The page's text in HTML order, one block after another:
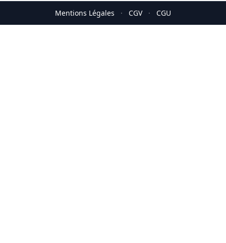
Mentions Légales · CGV · CGU